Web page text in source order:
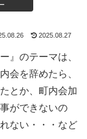
2025.08.27
』のテーマは、
会を辞めたら、
とか、町内会加
ができないの
ない・・・など